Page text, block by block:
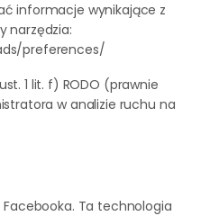
informacje wynikające z
narzędzia:
preferences/
1 lit. f) RODO (prawnie
w analizie ruchu na
Ta technologia